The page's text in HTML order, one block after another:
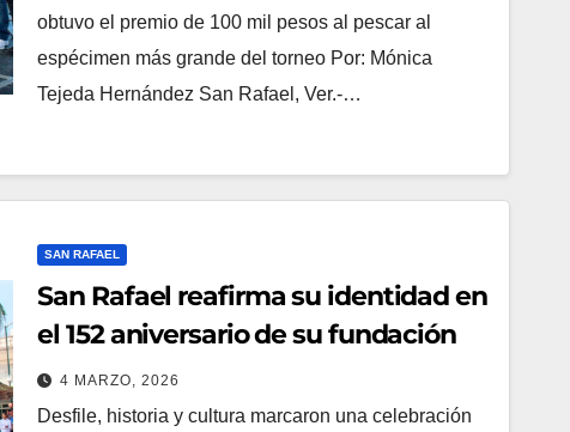
obtuvo el premio de 100 mil pesos al pescar al
espécimen más grande del torneo Por: Mónica
Tejeda Hernández San Rafael, Ver.-…
SAN RAFAEL
San Rafael reafirma su identidad en
el 152 aniversario de su fundación
4 MARZO, 2026
Desfile, historia y cultura marcaron una celebración